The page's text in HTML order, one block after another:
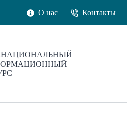
О нас Контакты